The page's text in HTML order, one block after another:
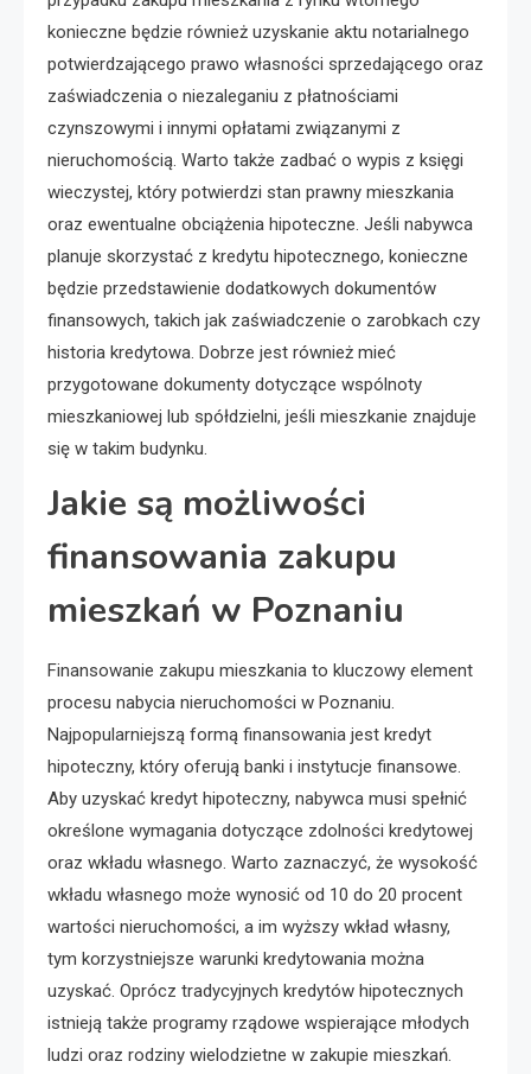
konieczne będzie również uzyskanie aktu notarialnego
potwierdzającego prawo własności sprzedającego oraz
zaświadczenia o niezaleganiu z płatnościami
czynszowymi i innymi opłatami związanymi z
nieruchomością. Warto także zadbać o wypis z księgi
wieczystej, który potwierdzi stan prawny mieszkania
oraz ewentualne obciążenia hipoteczne. Jeśli nabywca
planuje skorzystać z kredytu hipotecznego, konieczne
będzie przedstawienie dodatkowych dokumentów
finansowych, takich jak zaświadczenie o zarobkach czy
historia kredytowa. Dobrze jest również mieć
przygotowane dokumenty dotyczące wspólnoty
mieszkaniowej lub spółdzielni, jeśli mieszkanie znajduje
się w takim budynku.
Jakie są możliwości
finansowania zakupu
mieszkań w Poznaniu
Finansowanie zakupu mieszkania to kluczowy element
procesu nabycia nieruchomości w Poznaniu.
Najpopularniejszą formą finansowania jest kredyt
hipoteczny, który oferują banki i instytucje finansowe.
Aby uzyskać kredyt hipoteczny, nabywca musi spełnić
określone wymagania dotyczące zdolności kredytowej
oraz wkładu własnego. Warto zaznaczyć, że wysokość
wkładu własnego może wynosić od 10 do 20 procent
wartości nieruchomości, a im wyższy wkład własny,
tym korzystniejsze warunki kredytowania można
uzyskać. Oprócz tradycyjnych kredytów hipotecznych
istnieją także programy rządowe wspierające młodych
ludzi oraz rodziny wielodzietne w zakupie mieszkań.